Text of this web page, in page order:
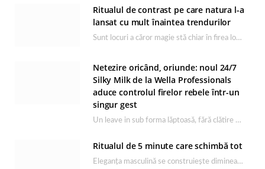
Ritualul de contrast pe care natura l-a
lansat cu mult înaintea trendurilor
Sunt locuri a căror magie stă chiar în firea lor naturală, iar Lacul Ursu din…
Netezire oricând, oriunde: noul 24/7
Silky Milk de la Wella Professionals
aduce controlul firelor rebele într-un
singur gest
Un leave in sub forma lăptoasă, fără clătire care completează rutina Ultimate Smooth și transformă…
Ritualul de 5 minute care schimbă tot
Eleganța masculină se construiește dimineața, în câteva minute și cu produsele potrivite. O rutină de…